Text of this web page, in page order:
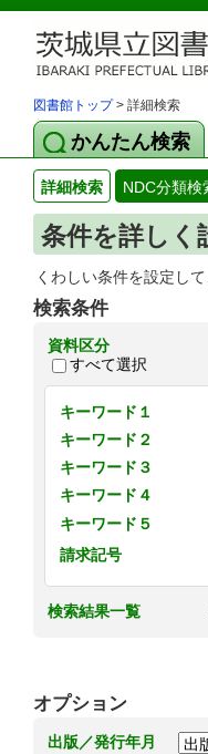
図書館トップ> 詳細検索
かんたん検索
詳細検索 NDC分類検
条件を詳しく
くわしい条件を設定し
検索条件
資料区分
すべて選択
キーワード１
キーワード２
キーワード３
キーワード４
キーワード５
請求記号
検索結果一覧
オプション
出版／発行年月